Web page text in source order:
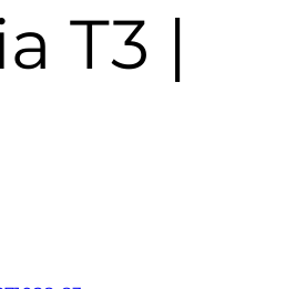
T3 |